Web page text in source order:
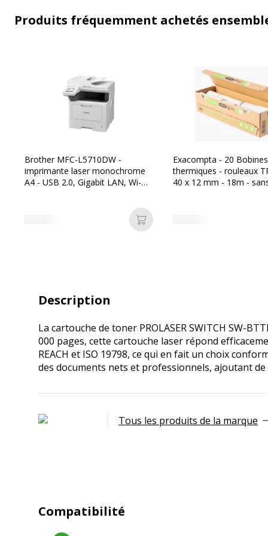
Produits fréquemment achetés
Brother MFC-L5710DW -
imprimante laser monochrome
A4 - USB 2.0, Gigabit LAN, Wi-
Ajouter au panier
Exacompta - 20 Bobines
thermiques - rouleaux
40 x 12 mm - 18m -
Description
La cartouche de toner PROLASER SWITCH SW-
000 pages, cette cartouche laser répond
REACH et ISO 19798, ce qui en fait un choix
des documents nets et professionnels, ajoutant
Tous les produits de la marque
Compatibilité